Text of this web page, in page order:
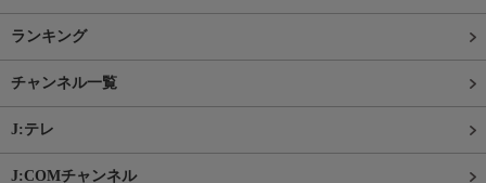
ランキング
チャンネル一覧
J:テレ
J:COMチャンネル